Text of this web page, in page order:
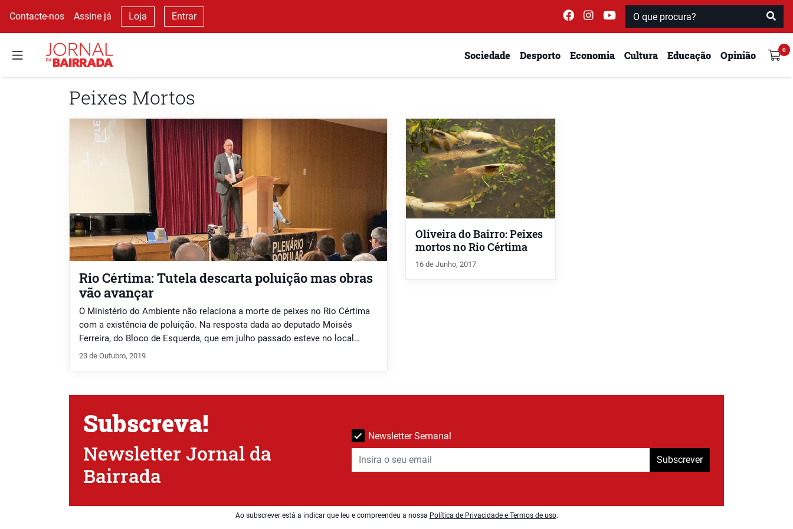
Contacte-nos Assine já Loja Entrar
Sociedade Desporto Economia Cultura Educação Opinião
Peixes Mortos
Rio Cértima: Tutela descarta poluição mas obras
vão avançar
O Ministério do Ambiente não relaciona a morte de peixes no Rio Cértima
com a existência de poluição. Na resposta dada ao deputado Moisés
Ferreira, do Bloco de Esquerda, que em julho passado esteve no local
depois do aparecimento de centenas de peixes mortos no rio, o ministro
23 de Outubro, 2019
Oliveira do Bairro: Peixes
mortos no Rio Cértima
16 de Junho, 2017
Subscreva!
Newsletter Jornal da
Bairrada
Newsletter Semanal
Subscrever
Ao subscrever está a indicar que leu e compreendeu a nossa Política de Privacidade e Termos de uso.